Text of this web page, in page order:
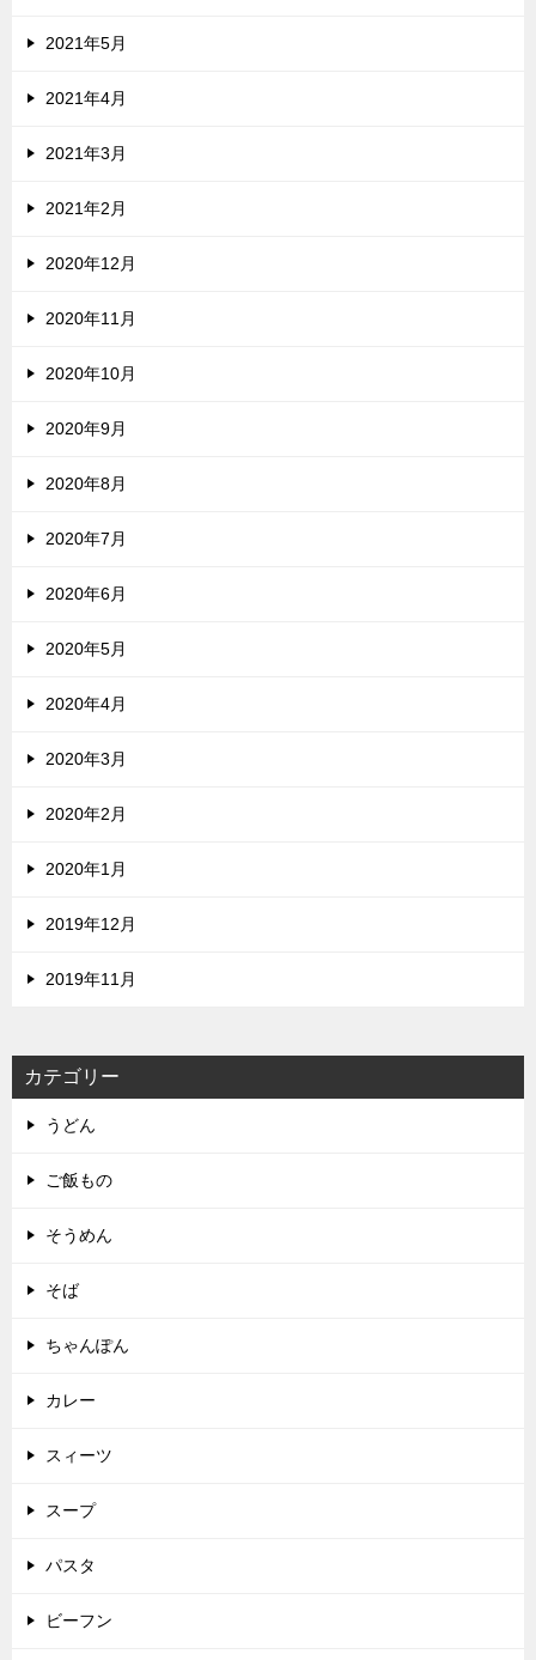
2021年5月
2021年4月
2021年3月
2021年2月
2020年12月
2020年11月
2020年10月
2020年9月
2020年8月
2020年7月
2020年6月
2020年5月
2020年4月
2020年3月
2020年2月
2020年1月
2019年12月
2019年11月
カテゴリー
うどん
ご飯もの
そうめん
そば
ちゃんぽん
カレー
スィーツ
スープ
パスタ
ビーフン